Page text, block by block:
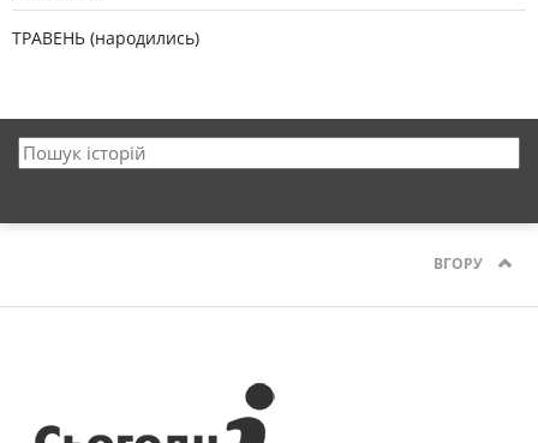
ТРАВЕНЬ (народились)
ВГОРУ